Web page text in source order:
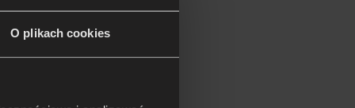
O plikach cookies